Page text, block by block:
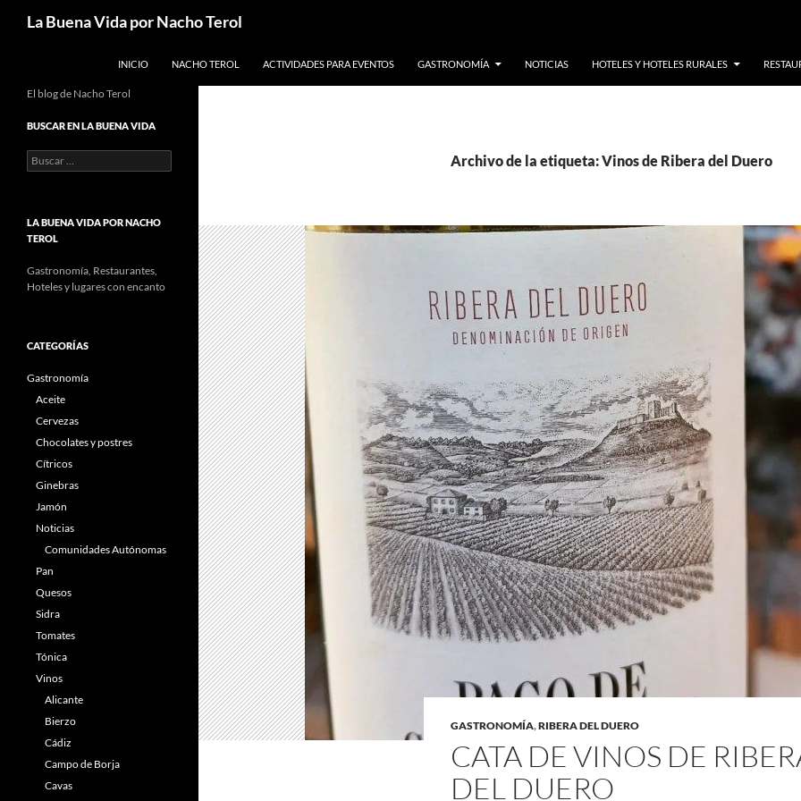
La Buena Vida por Nacho Terol
INICIO NACHO TEROL ACTIVIDADES PARA EVENTOS GASTRONOMÍA NOTICIAS HOTELES Y HOTELES RURALES
Archivo de la etiqueta: Vinos de Ribera del Duero
GASTRONOMÍA,RIBERA DEL DUERO
CATA DE VINOS DE
DEL DUERO
El blog de Nacho Terol
BUSCAR EN LA BUENA VIDA
Buscar:
LA BUENA VIDA POR NACHO
TEROL
Gastronomía, Restaurantes,
Hoteles y lugares con encanto
CATEGORÍAS
Gastronomía
Aceite
Cervezas
Chocolates y postres
Cítricos
Ginebras
Jamón
Noticias
Comunidades Autónomas
Pan
Quesos
Sidra
Tomates
Tónica
Vinos
Alicante
Bierzo
Cádiz
Campo de Borja
Cavas